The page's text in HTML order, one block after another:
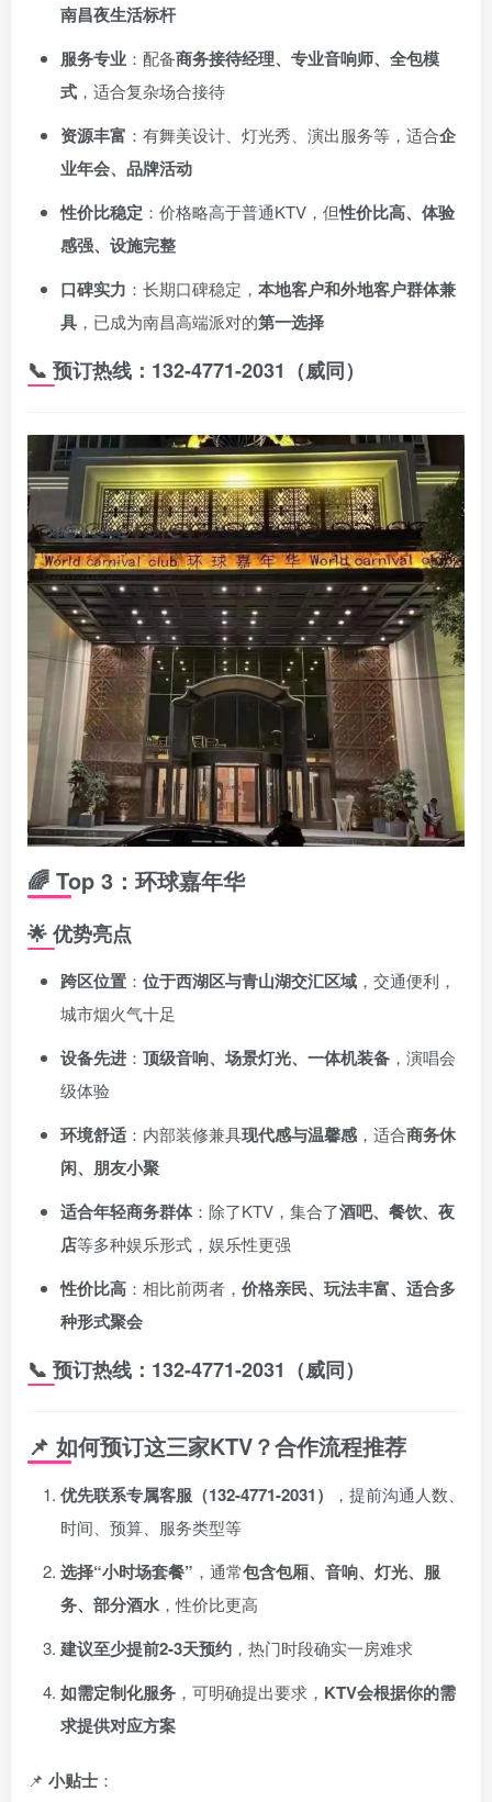
南昌夜生活标杆
服务专业 ：配备商务接待经理、专业音响师、全包模
式 ，适合复杂场合接待
资源丰富 ：有舞美设计、灯光秀、演出服务等，适合企
业年会、品牌活动
性价比稳定 ：价格略高于普通KTV，但性价比高、体验
感强、设施完整
口碑实力 ：长期口碑稳定， 本地客户和外地客户群体兼
具 ，已成为南昌高端派对的第一选择
📞 预订热线：132-4771-2031（威同）
🌈 Top 3：环球嘉年华
🌟优势亮点
跨区位置 ： 位于西湖区与青山湖交汇区域 ，交通便利，
城市烟火气十足
设备先进 ： 顶级音响、场景灯光、一体机装备 ，演唱会
级体验
环境舒适 ：内部装修兼具现代感与温馨感 ，适合商务休
闲、朋友小聚
适合年轻商务群体：除了KTV，集合了酒吧、餐饮、夜
店等多种娱乐形式，娱乐性更强
性价比高 ：相比前两者， 价格亲民、玩法丰富、适合多
种形式聚会
📞 预订热线：132-4771-2031（威同）
📌 如何预订这三家KTV？合作流程推荐
优先联系专属客服（132-4771-2031）
，提前沟通人数、
时间、预算、服务类型等
选择“小时场套餐” ，通常包含包厢、音响、灯光、服
务、部分酒水 ，性价比更高
建议至少提前2-3天预约 ，热门时段确实一房难求
如需定制化服务 ，可明确提出要求， KTV会根据你的需
求提供对应方案
📌 小贴士 ：